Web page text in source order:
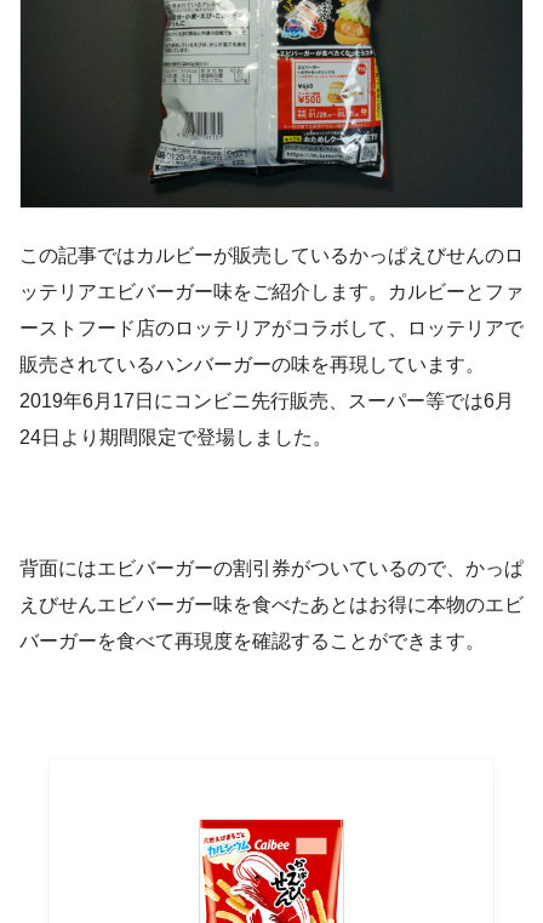
この記事ではカルビーが販売しているかっぱえびせんのロ
ッテリアエビバーガー味をご紹介します。カルビーとファ
ーストフード店のロッテリアがコラボして、ロッテリアで
販売されているハンバーガーの味を再現しています。
2019年6月17日にコンビニ先行販売、スーパー等では6月
24日より期間限定で登場しました。
背面にはエビバーガーの割引券がついているので、かっぱ
えびせんエビバーガー味を食べたあとはお得に本物のエビ
バーガーを食べて再現度を確認することができます。